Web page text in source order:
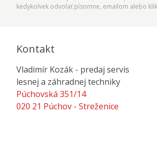
kedykoľvek odvolať písomne, emailom alebo
Kontakt
Vladimír Kozák - predaj servis
lesnej a záhradnej techniky
Púchovská 351/14
020 21 Púchov - Streženice